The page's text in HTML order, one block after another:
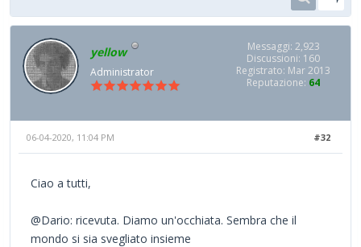
yellow
Administrator
Messaggi: 2,923
Discussioni: 160
Registrato: Mar 2013
Reputazione: 64
#32
06-04-2020, 11:04 PM
Ciao a tutti,
@Dario: ricevuta. Diamo un'occhiata. Sembra che il
mondo si sia svegliato insieme